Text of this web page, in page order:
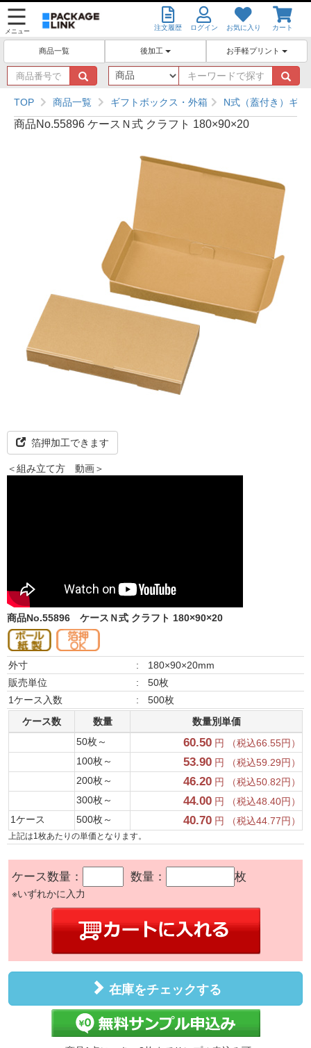
メニュー 注文履歴 ログイン お気に入り カート
商品一覧 後加工 お手軽プリント
商
品
番
号
で
キ
ー
ワ
ー
ド
す
TOP 商品一覧 ギフトボックス・外箱 N式（蓋付き）ギ
商品No.55896 ケースＮ式 クラフト 180×90×20
箔押加工できます
＜組み立て方 動画＞
商品No.55896 ケースＮ式 クラフト 180×90×20
外寸 :
180×90×20mm
販売単位
:
50枚
1ケース入数
:
500枚
ケース数
数量
数量別単価
50枚～
60.50 円 （税込66.55円）
100枚～
53.90 円 （税込59.29円）
200枚～
46.20 円 （税込50.82円）
300枚～
44.00 円 （税込48.40円）
1ケース
500枚～ 40.70 円 （税込44.77円）
上記は1枚あたりの単価となります。
ケース数量： 数量： 枚
※いずれかに入力
在庫をチェックする